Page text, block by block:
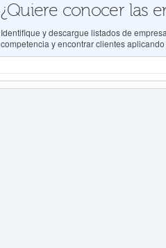
¿Quiere conocer las
Identifique y descargue listados de
competencia y encontrar clientes